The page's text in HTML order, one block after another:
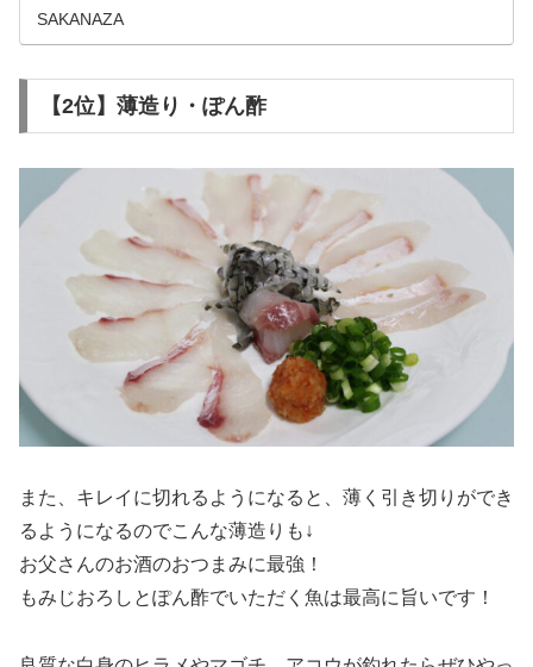
SAKANAZA
【2位】薄造り・ぽん酢
また、キレイに切れるようになると、薄く引き切りができ
るようになるのでこんな薄造りも↓
お父さんのお酒のおつまみに最強！
もみじおろしとぽん酢でいただく魚は最高に旨いです！